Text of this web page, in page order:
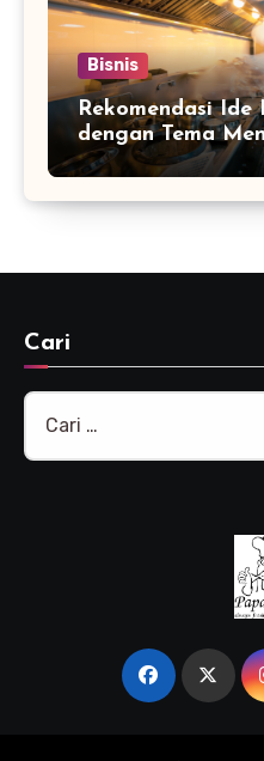
Bisnis
Rekomendasi Ide
dengan Tema
Cari
Cari
untuk: